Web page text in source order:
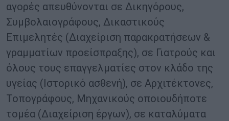
αγορές απευθύνονται σε Δικηγόρους,
Συμβολαιογράφους, Δικαστικούς
Επιμελητές (Διαχείριση παρακρατήσεων &
γραμματίων προείσπραξης), σε Γιατρούς και
όλους τους επαγγελματίες στον κλάδο της
υγείας (Ιστορικό ασθενή), σε Αρχιτέκτονες,
Τοπογράφους, Μηχανικούς οποιουδήποτε
τομέα (Διαχείριση έργων), σε καταλύματα